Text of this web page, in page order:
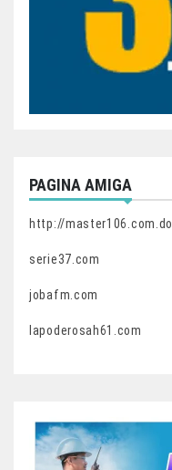
PAGINA AMIGA
http://master106.com.do
serie37.com
jobafm.com
lapoderosah61.com